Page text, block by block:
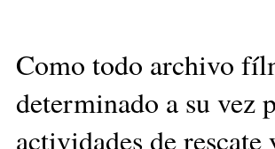
Como todo archivo
determinado a su vez
actividades de